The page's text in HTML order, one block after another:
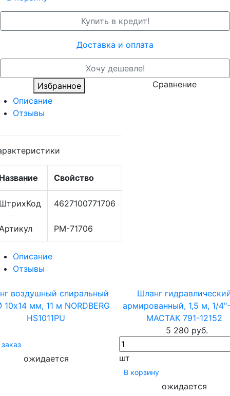
Купить в кредит!
Доставка и оплата
Хочу дешевле!
Избранное
Сравнение
Описание
Отзывы
Свойство
4627100771706
РМ-71706
Описание
Отзывы
воздушный спиральный
мм, 11 м NORDBERG
HS1011PU
ожидается
Шланг
армированный, 1,5 м, 1/
МАСТАК 791-12152
5 280 руб.
шт
В корзину
ожидается